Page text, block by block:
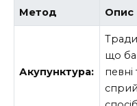
Метод Опис
Акупунктура:
що
певні